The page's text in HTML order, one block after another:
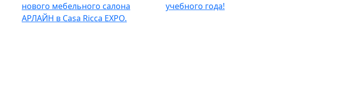
нового мебельного салона
АРЛАЙН в Casa Ricca EXPO.
учебного года!